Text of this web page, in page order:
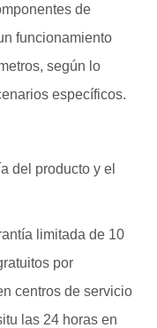
de
funcionamiento
según lo
específicos.
del producto y el
limitada de 10
por
centros de servicio
las 24 horas en